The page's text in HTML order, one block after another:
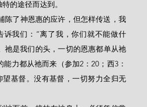
的途径而达到。
我们：“离了我，你们就不能做什
祂是我们的头，一切的恩惠都单从祂
力都从祂而来（参加2：20；西3：
基督。没有基督，一切努力全归无